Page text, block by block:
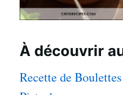
À découvrir
Recette de